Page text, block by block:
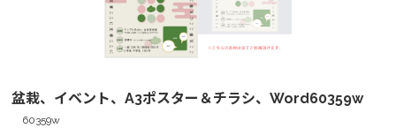
盆栽、イベント、A3ポスター＆チラシ、Word60359w
60359w